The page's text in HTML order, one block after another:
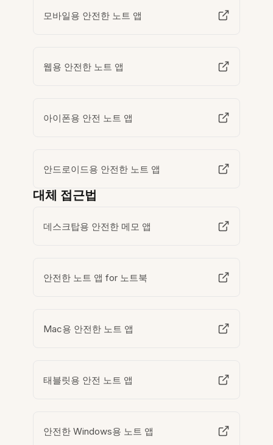
모바일용 안전한 노트 앱
웹용 안전한 노트 앱
아이폰용 안전 노트 앱
안드로이드용 안전한 노트 앱
대체 접근법
데스크탑용 안전한 메모 앱
안전한 노트 앱 for 노트북
Mac용 안전한 노트 앱
태블릿용 안전 노트 앱
안전한 Windows용 노트 앱